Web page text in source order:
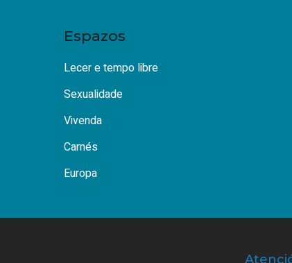
Espazos
Lecer e tempo libre
Sexualidade
Vivenda
Carnés
Europa